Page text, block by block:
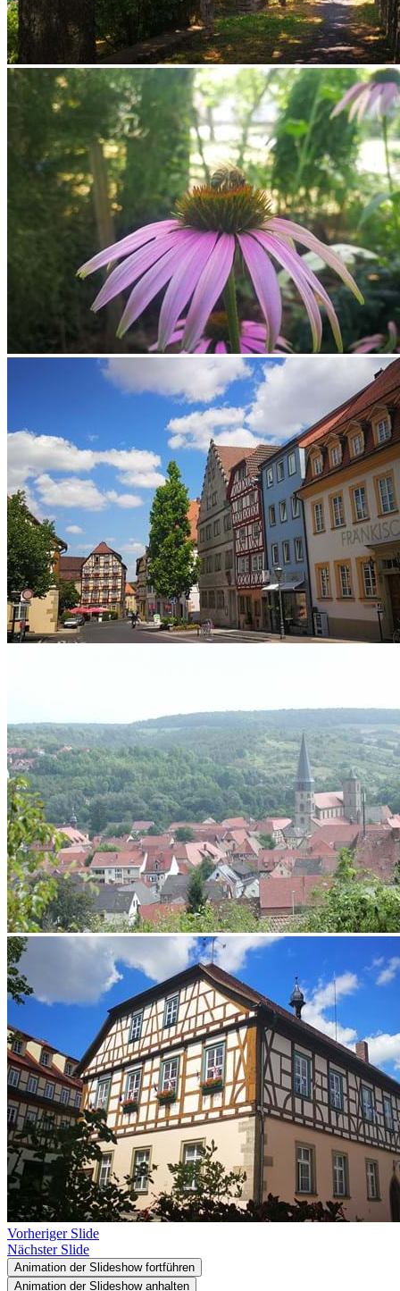
Vorheriger Slide
Nächster Slide
Animation der Slideshow fortführen
Animation der Slideshow anhalten